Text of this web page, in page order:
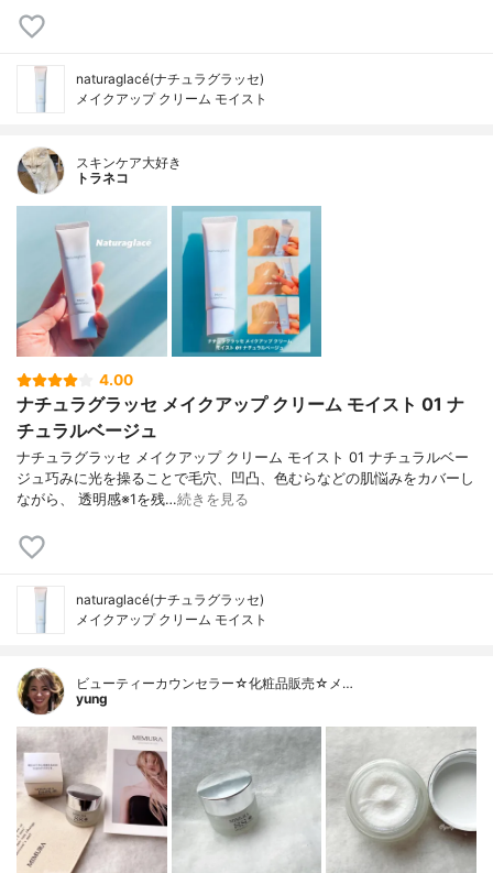
naturaglacé(ナチュラグラッセ)
メイクアップ クリーム モイスト
スキンケア大好き
トラネコ
4.00
ナチュラグラッセ メイクアップ クリーム モイスト 01 ナ
チュラルベージュ
ナチュラグラッセ メイクアップ クリーム モイスト 01 ナチュラルベー
ジュ巧みに光を操ることで毛穴、凹凸、色むらなどの肌悩みをカバーし
ながら、 透明感※1を残…続きを見る
naturaglacé(ナチュラグラッセ)
メイクアップ クリーム モイスト
ビューティーカウンセラー☆化粧品販売☆メ…
yung